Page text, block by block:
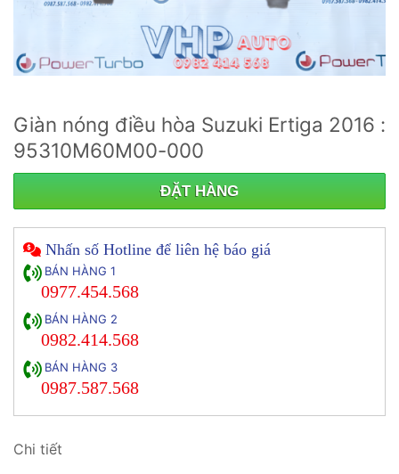
Giàn nóng điều hòa Suzuki Ertiga 2016 :
95310M60M00-000
ĐẶT HÀNG
Nhấn số Hotline để liên hệ báo giá
BÁN HÀNG 1
0977.454.568
BÁN HÀNG 2
0982.414.568
BÁN HÀNG 3
0987.587.568
Chi tiết